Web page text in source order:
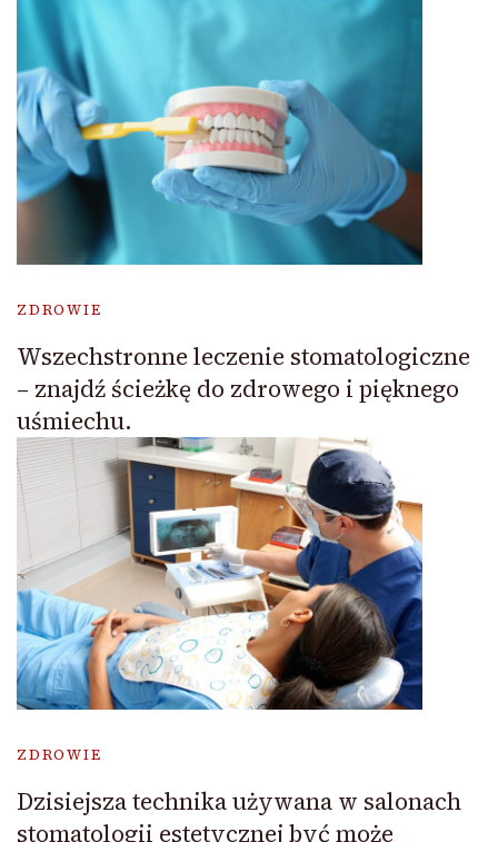
ZDROWIE
Wszechstronne leczenie stomatologiczne
– znajdź ścieżkę do zdrowego i pięknego
uśmiechu.
ZDROWIE
Dzisiejsza technika używana w salonach
stomatologii estetycznej być może